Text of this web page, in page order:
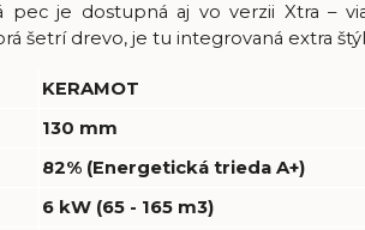
pec je dostupná aj vo verzii Xtra –
šetrí drevo, je tu integrovaná extra
KERAMOT
130 mm
82% (Energetická trieda A+)
6 kW (65 - 165 m3)